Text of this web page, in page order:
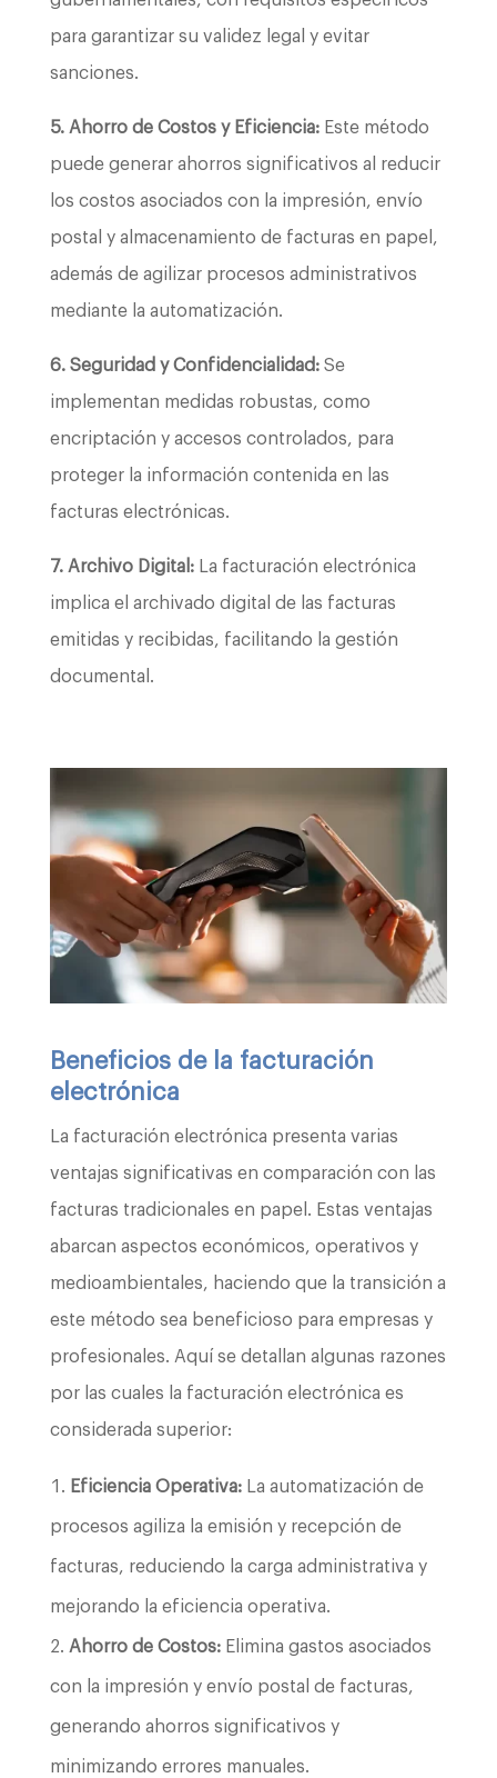
para garantizar su validez legal y evitar
sanciones.
5. Ahorro de Costos y Eficiencia:Este método
puede generar ahorros significativos al reducir
los costos asociados con la impresión, envío
postal y almacenamiento de facturas en papel,
además de agilizar procesos administrativos
mediante la automatización.
6. Seguridad y Confidencialidad:Se
implementan medidas robustas, como
encriptación y accesos controlados, para
proteger la información contenida en las
facturas electrónicas.
7. Archivo Digital:La facturación electrónica
implica el archivado digital de las facturas
emitidas y recibidas, facilitando la gestión
documental.
Beneficios de la facturación
electrónica
La facturación electrónica presenta varias
ventajas significativas en comparación con las
facturas tradicionales en papel. Estas ventajas
abarcan aspectos económicos, operativos y
medioambientales, haciendo que la transición a
este método sea beneficioso para empresas y
profesionales. Aquí se detallan algunas razones
por las cuales la facturación electrónica es
considerada superior:
Eficiencia Operativa: La automatización de
procesos agiliza la emisión y recepción de
facturas, reduciendo la carga administrativa y
mejorando la eficiencia operativa.
Ahorro de Costos: Elimina gastos asociados
con la impresión y envío postal de facturas,
generando ahorros significativos y
minimizando errores manuales.